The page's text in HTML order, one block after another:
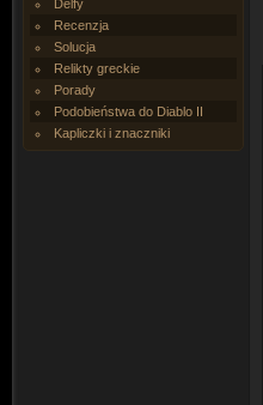
Delfy
Recenzja
Solucja
Relikty greckie
Porady
Podobieństwa do Diablo II
Kapliczki i znaczniki